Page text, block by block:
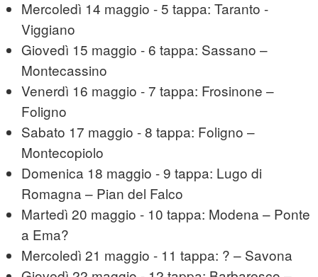
Mercoledì 14 maggio - 5 tappa: Taranto -
Viggiano
Giovedì 15 maggio - 6 tappa: Sassano –
Montecassino
Venerdì 16 maggio - 7 tappa: Frosinone –
Foligno
Sabato 17 maggio - 8 tappa: Foligno –
Montecopiolo
Domenica 18 maggio - 9 tappa: Lugo di
Romagna – Pian del Falco
Martedì 20 maggio - 10 tappa: Modena – Ponte
a Ema?
Mercoledì 21 maggio - 11 tappa: ? – Savona